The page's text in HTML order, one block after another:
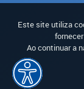
Este site utiliza
Ao continuar a